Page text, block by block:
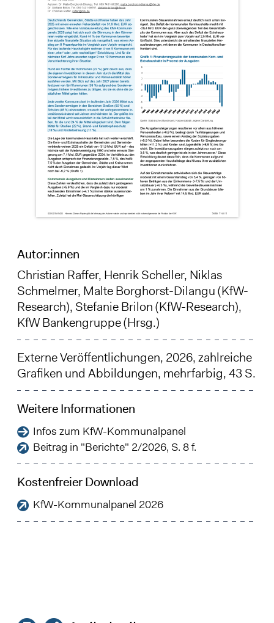
Autor:innen
Christian Raffer, Henrik Scheller, Niklas
Schmelmer, Malte Borghorst-Dilangu (KfW-
Research), Stefanie Brilon (KfW-Research),
KfW Bankengruppe (Hrsg.)
Externe Veröffentlichungen, 2026, zahlreiche
Grafiken und Abbildungen, mehrfarbig, 43 S.
Weitere Informationen
Infos zum KfW-Kommunalpanel
Beitrag in "Berichte" 2/2026, S. 8 f.
Kostenfreier Download
KfW-Kommunalpanel 2026